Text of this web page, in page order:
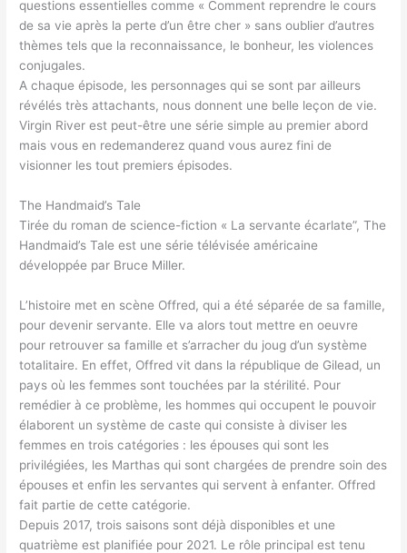
questions essentielles comme « Comment reprendre le cours
de sa vie après la perte d’un être cher » sans oublier d’autres
thèmes tels que la reconnaissance, le bonheur, les violences
conjugales.
A chaque épisode, les personnages qui se sont par ailleurs
révélés très attachants, nous donnent une belle leçon de vie.
Virgin River est peut-être une série simple au premier abord
mais vous en redemanderez quand vous aurez fini de
visionner les tout premiers épisodes.
The Handmaid’s Tale
Tirée du roman de science-fiction « La servante écarlate”, The
Handmaid’s Tale est une série télévisée américaine
développée par Bruce Miller.
L’histoire met en scène Offred, qui a été séparée de sa famille,
pour devenir servante. Elle va alors tout mettre en oeuvre
pour retrouver sa famille et s’arracher du joug d’un système
totalitaire. En effet, Offred vit dans la république de Gilead, un
pays où les femmes sont touchées par la stérilité. Pour
remédier à ce problème, les hommes qui occupent le pouvoir
élaborent un système de caste qui consiste à diviser les
femmes en trois catégories : les épouses qui sont les
privilégiées, les Marthas qui sont chargées de prendre soin des
épouses et enfin les servantes qui servent à enfanter. Offred
fait partie de cette catégorie.
Depuis 2017, trois saisons sont déjà disponibles et une
quatrième est planifiée pour 2021. Le rôle principal est tenu